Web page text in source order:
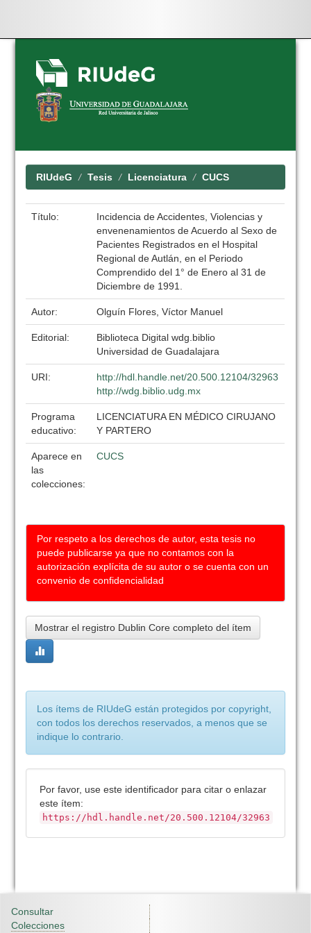
Skip
navigation
RIUdeG Tesis Licenciatura CUCS
Título:
Incidencia de Accidentes, Violencias y
envenenamientos de Acuerdo al Sexo de
Pacientes Registrados en el Hospital
Regional de Autlán, en el Periodo
Comprendido del 1° de Enero al 31 de
Diciembre de 1991.
Autor: Olguín Flores, Víctor Manuel
Editorial:
Biblioteca Digital wdg.biblio
Universidad de Guadalajara
URI:
http://hdl.handle.net/20.500.12104/32963
http://wdg.biblio.udg.mx
Programa
educativo:
LICENCIATURA EN MÉDICO CIRUJANO
Y PARTERO
Aparece en
las
colecciones:
CUCS
Por respeto a los derechos de autor, esta tesis no
puede publicarse ya que no contamos con la
autorización explícita de su autor o se cuenta con un
convenio de confidencialidad
Mostrar el registro Dublin Core completo del ítem
Los ítems de RIUdeG están protegidos por copyright,
con todos los derechos reservados, a menos que se
indique lo contrario.
Por favor, use este identificador para citar o enlazar
este ítem:
https://hdl.handle.net/20.500.12104/32963
Consultar
Colecciones